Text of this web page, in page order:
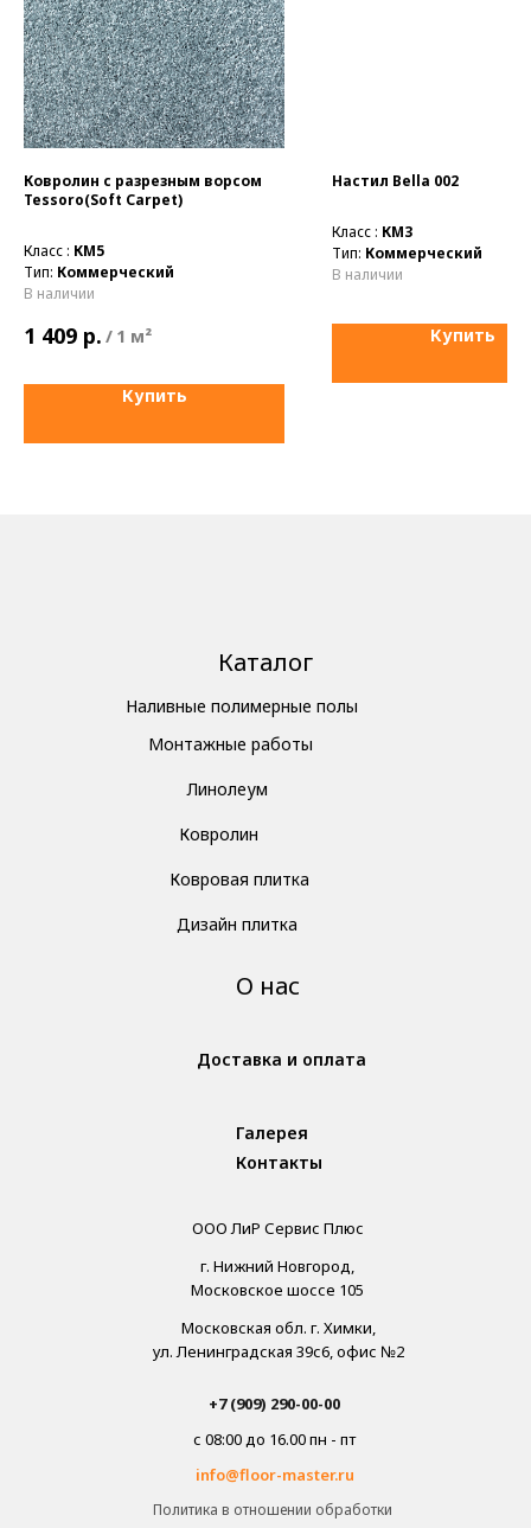
Ковролин с разрезным ворсом
Tessoro(Soft Carpet)
Класс : КМ5
Тип: Коммерческий
В наличии
1 409 р. / 1 м²
Купить
Настил Bella 002
Класс : КМ3
Тип: Коммерческий
В наличии
Купить
г. Нижний Новгород,
Московское шоссе 105
info@floor-master.ru
+7 (909) 290-00-00
с 08:00 до 16.00 пн - пт
ООО ЛиР Сервис Плюс
Наливные полимерные полы
Московская обл. г. Химки,
ул. Ленинградская 39с6, офис №2
Ковровая плитка
Линолеум
Контакты
Ковролин
Дизайн плитка
Монтажные работы
Политика в отношении обработки
Доставка и оплата
Каталог
О нас
Галерея